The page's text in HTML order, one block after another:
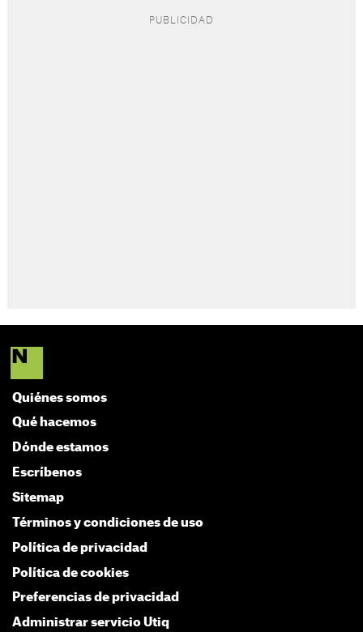
Quiénes somos
Qué hacemos
Dónde estamos
Escríbenos
Sitemap
Términos y condiciones de uso
Política de privacidad
Política de cookies
Preferencias de privacidad
Administrar servicio Utiq